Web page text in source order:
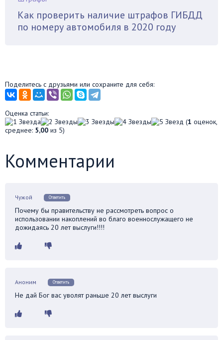
Как проверить наличие штрафов ГИБДД
по номеру автомобиля в 2020 году
Поделитесь с друзьями или сохраните для себя:
Оценка статьи:
(1 оценок,
среднее: 5,00 из 5)
Комментарии
Чужой Ответить
Почему бы правительству не рассмотреть вопрос о
использовании накоплений во благо военнослужащего не
дожидаясь 20 лет выслуги!!!!
Аноним Ответить
Не дай Бог вас уволят раньше 20 лет выслуги